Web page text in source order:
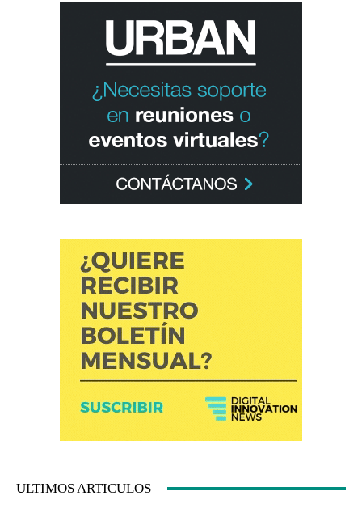
ULTIMOS ARTICULOS